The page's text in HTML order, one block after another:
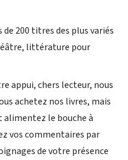
200 titres des plus variés
littérature pour
appui, chers lecteur, nous
achetez nos livres, mais
alimentez le bouche à
vos commentaires par
de votre présence